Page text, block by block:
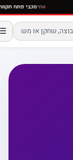
חימכבי פתח
☰